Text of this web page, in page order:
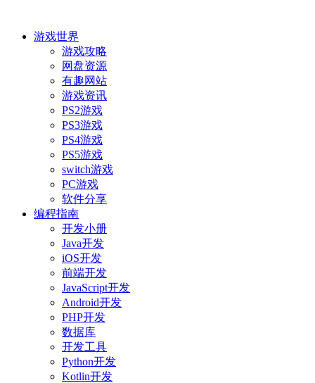
游戏世界
游戏攻略
网盘资源
有趣网站
游戏资讯
PS2游戏
PS3游戏
PS4游戏
PS5游戏
switch游戏
PC游戏
软件分享
编程指南
开发小册
Java开发
iOS开发
前端开发
JavaScript开发
Android开发
PHP开发
数据库
开发工具
Python开发
Kotlin开发